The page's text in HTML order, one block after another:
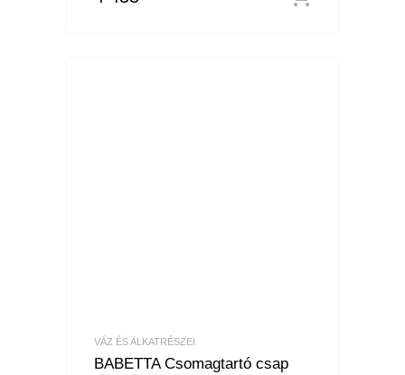
VÁZ ÉS ALKATRÉSZEI
BABETTA Csomagtartó csap